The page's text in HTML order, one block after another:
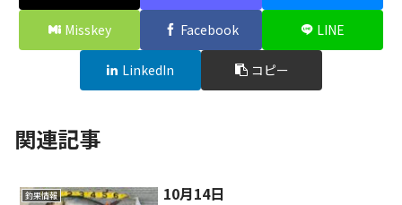
Misskey Facebook LINE
LinkedIn コピー
関連記事
釣果情報 10月14日